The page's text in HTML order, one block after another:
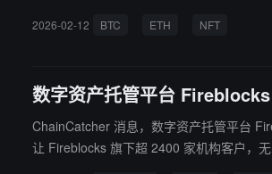
DeFi 板块下跌 1.71%，Hyperliquid（
2026-02-12 BTC ETH NFT
数字资产托管平台
ChainCatcher 消息，数字资产托管平台
让 Fireblocks 旗下超 2400 家机构客户，